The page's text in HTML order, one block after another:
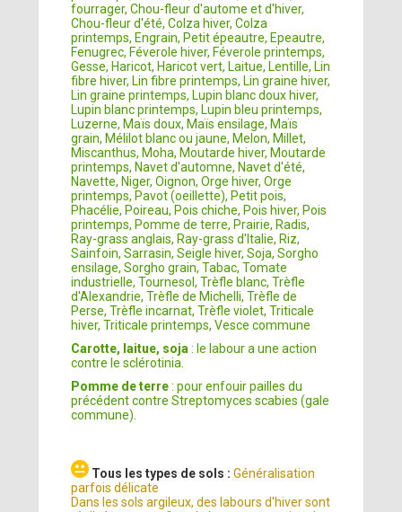
fourrager, Chou-fleur d'autome et d'hiver,
Chou-fleur d'été, Colza hiver, Colza
printemps, Engrain, Petit épeautre, Epeautre,
Fenugrec, Féverole hiver, Féverole printemps,
Gesse, Haricot, Haricot vert, Laitue, Lentille, Lin
fibre hiver, Lin fibre printemps, Lin graine hiver,
Lin graine printemps, Lupin blanc doux hiver,
Lupin blanc printemps, Lupin bleu printemps,
Luzerne, Maïs doux, Maïs ensilage, Maïs
grain, Mélilot blanc ou jaune, Melon, Millet,
Miscanthus, Moha, Moutarde hiver, Moutarde
printemps, Navet d'automne, Navet d'été,
Navette, Niger, Oignon, Orge hiver, Orge
printemps, Pavot (oeillette), Petit pois,
Phacélie, Poireau, Pois chiche, Pois hiver, Pois
printemps, Pomme de terre, Prairie, Radis,
Ray-grass anglais, Ray-grass d'Italie, Riz,
Sainfoin, Sarrasin, Seigle hiver, Soja, Sorgho
ensilage, Sorgho grain, Tabac, Tomate
industrielle, Tournesol, Trèfle blanc, Trèfle
d'Alexandrie, Trèfle de Michelli, Trèfle de
Perse, Trèfle incarnat, Trèfle violet, Triticale
hiver, Triticale printemps, Vesce commune
Carotte, laitue, soja : le labour a une action
contre le sclérotinia.
Pomme de terre: pour enfouir pailles du
précédent contre Streptomyces scabies (gale
commune).
Tous les types de sols :Généralisation
parfois délicate
Dans les sols argileux, des labours d'hiver sont